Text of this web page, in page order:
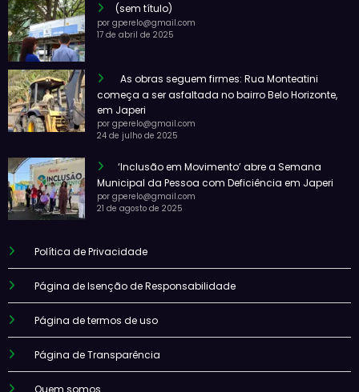
(sem título)
por gperelo@gmail.com
17 de abril de 2025
As obras seguem firmes: Rua Monteatini
começa a ser asfaltada no bairro Belo Horizonte,
em Japeri
por gperelo@gmail.com
24 de julho de 2025
‘Inclusão em Movimento’ abre a Semana
Municipal da Pessoa com Deficiência em Japeri
por gperelo@gmail.com
21 de agosto de 2025
Política de Privacidade
Página de Isenção de Responsabilidade
Página de termos de uso
Página de Transparência
Quem somos